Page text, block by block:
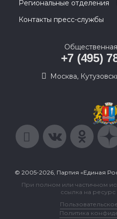
Региональные отделения
Контакты пресс-службы
+7 (495)
Москва,
© 2005-2026, Партия «Единая
При полном или частичном
ссылка на ресурс
Политика